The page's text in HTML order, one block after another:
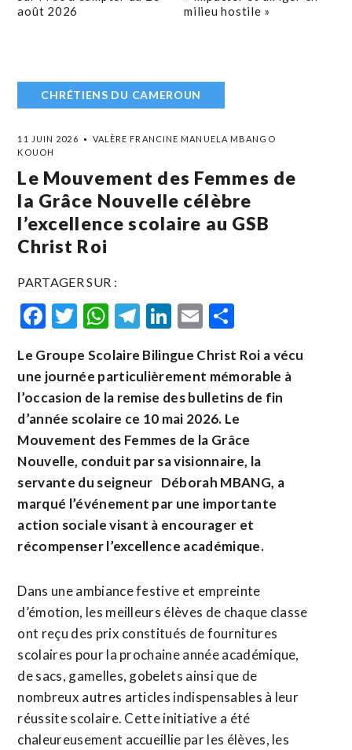
août 2026
milieu hostile »
CHRÉTIENS DU CAMEROUN
11 JUIN 2026
VALÈRE FRANCINE MANUELA MBANGO
KOUOH
Le Mouvement des Femmes de
la Grâce Nouvelle célèbre
l’excellence scolaire au GSB
Christ Roi
PARTAGER SUR :
Facebook
Twitter
WhatsApp
Telegram
LinkedIn
Email
Le Groupe Scolaire Bilingue Christ Roi a vécu
une journée particulièrement mémorable à
l’occasion de la remise des bulletins de fin
d’année scolaire ce 10 mai 2026. Le
Mouvement des Femmes de la Grâce
Nouvelle, conduit par sa visionnaire, la
servante du seigneur Déborah MBANG, a
marqué l’événement par une importante
action sociale visant à encourager et
récompenser l’excellence académique.
Dans une ambiance festive et empreinte
d’émotion, les meilleurs élèves de chaque classe
ont reçu des prix constitués de fournitures
scolaires pour la prochaine année académique,
de sacs, gamelles, gobelets ainsi que de
nombreux autres articles indispensables à leur
réussite scolaire. Cette initiative a été
chaleureusement accueillie par les élèves, les